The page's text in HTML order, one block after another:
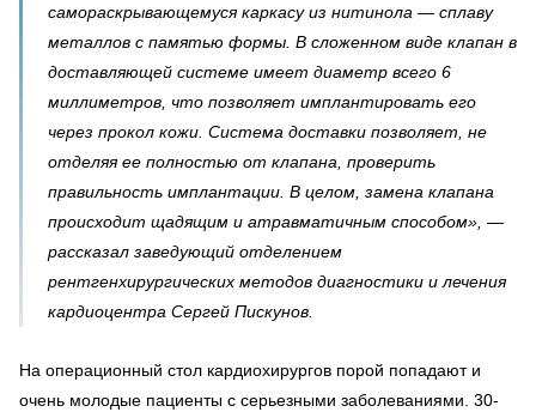
самораскрывающемуся каркасу из нитинола — сплаву
металлов с памятью формы. В сложенном виде клапан в
доставляющей системе имеет диаметр всего 6
миллиметров, что позволяет имплантировать его
через прокол кожи. Система доставки позволяет, не
отделяя ее полностью от клапана, проверить
правильность имплантации. В целом, замена клапана
происходит щадящим и атравматичным способом», —
рассказал заведующий отделением
рентгенхирургических методов диагностики и лечения
кардиоцентра Сергей Пискунов.
На операционный стол кардиохирургов порой попадают и
очень молодые пациенты с серьезными заболеваниями. 30-